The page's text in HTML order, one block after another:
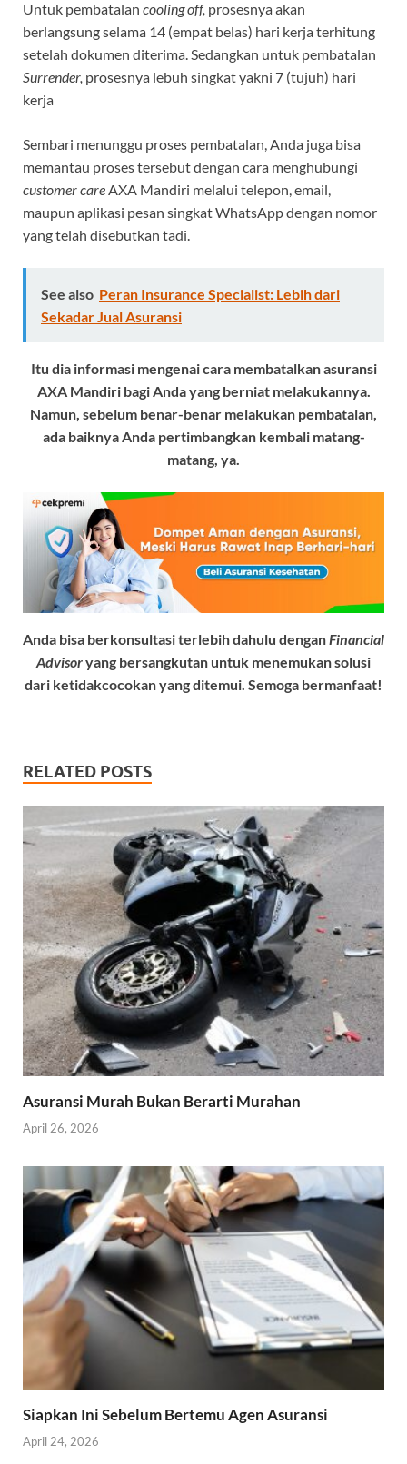
Untuk pembatalan cooling off, prosesnya akan
berlangsung selama 14 (empat belas) hari kerja terhitung
setelah dokumen diterima. Sedangkan untuk pembatalan
Surrender, prosesnya lebuh singkat yakni 7 (tujuh) hari
kerja
Sembari menunggu proses pembatalan, Anda juga bisa
memantau proses tersebut dengan cara menghubungi
customer care AXA Mandiri melalui telepon, email,
maupun aplikasi pesan singkat WhatsApp dengan nomor
yang telah disebutkan tadi.
See also Peran Insurance Specialist: Lebih dari
Sekadar Jual Asuransi
Itu dia informasi mengenai cara membatalkan asuransi
AXA Mandiri bagi Anda yang berniat melakukannya.
Namun, sebelum benar-benar melakukan pembatalan,
ada baiknya Anda pertimbangkan kembali matang-
matang, ya.
Anda bisa berkonsultasi terlebih dahulu dengan Financial
Advisoryang bersangkutan untuk menemukan solusi
dari ketidakcocokan yang ditemui. Semoga bermanfaat!
RELATED POSTS
Asuransi Murah Bukan Berarti Murahan
April 26, 2026
Siapkan Ini Sebelum Bertemu Agen Asuransi
April 24, 2026